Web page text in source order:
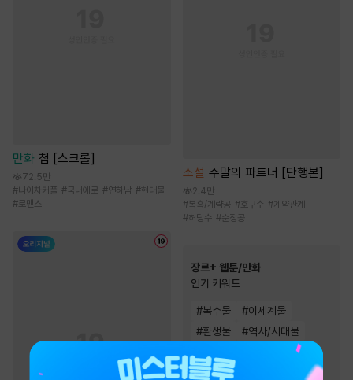
만화 첩 [스크롤]
72.5만
#나이차커플 #국내에로 #연하남 #현대물
#로맨스
소설 주말의 파트너 [단행본]
2.4만
#복흑/계략공 #호구수 #계약관계
#허당수 #순정공
장르+ 웹툰/만화
인기 키워드
#복수물 #이세계물
#환생물 #역사/시대물
초능력
#성장물
다정남